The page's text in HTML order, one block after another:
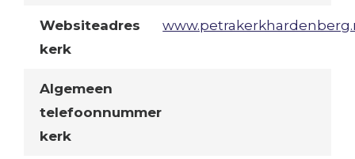
Websiteadres
kerk
Algemeen
telefoonnummer
kerk